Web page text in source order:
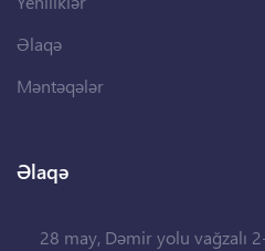
Əlaqə
Məntəqələr
Əlaqə
28 may, Dəmir yolu vağzalı